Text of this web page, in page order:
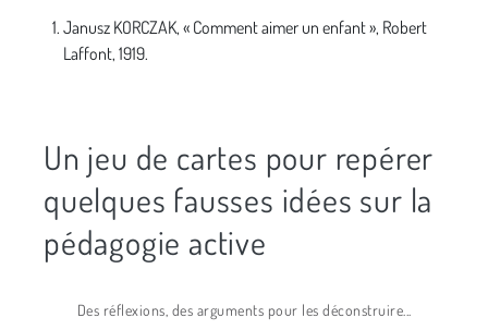
Janusz KORCZAK, « Comment aimer un enfant », Robert
Laffont, 1919.
Un jeu de cartes pour repérer
quelques fausses idées sur la
pédagogie active
Des réflexions, des arguments pour les déconstruire...